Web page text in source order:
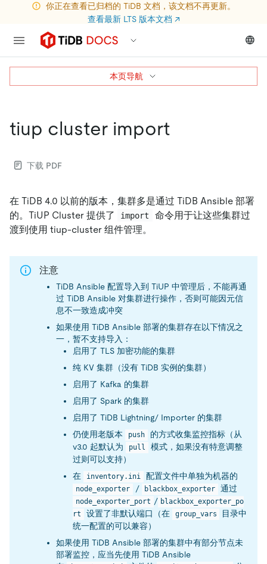
你正在查看已归档的 TiDB 文档，该文档不再更新。
查看最新 LTS 版本文档 ↗
tiup cluster import
下载 PDF
在 TiDB 4.0 以前的版本，集群多是通过 TiDB Ansible 部署
的。TiUP Cluster 提供了
import
命令用于让这些集群过
渡到使用 tiup-cluster 组件管理。
注意
TiDB Ansible 配置导入到 TiUP 中管理后，不能再通
过 TiDB Ansible 对集群进行操作，否则可能因元信
息不一致造成冲突
如果使用 TiDB Ansible 部署的集群存在以下情况之
一，暂不支持导入：
启用了 TLS 加密功能的集群
纯 KV 集群（没有 TiDB 实例的集群）
启用了 Kafka 的集群
启用了 Spark 的集群
启用了 TiDB Lightning/ Importer 的集群
仍使用老版本
push
的方式收集监控指标（从
v3.0 起默认为
pull
模式，如果没有特意调整
过则可以支持）
在
inventory.ini 配置文件中单独为机器的
node_exporter / blackbox_exporter 通过
node_exporter_port / blackbox_exporter_po
rt
设置了非默认端口（在 group_vars
目录中
统一配置的可以兼容）
如果使用 TiDB Ansible 部署的集群中有部分节点未
部署监控，应当先使用 TiDB Ansible
本页导航